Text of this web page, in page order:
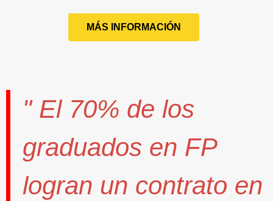
MÁS INFORMACIÓN
" El 70% de los
graduados en FP
logran un contrato en